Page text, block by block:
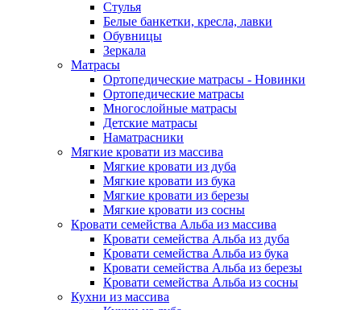
Стулья
Белые банкетки, кресла, лавки
Обувницы
Зеркала
Матрасы
Ортопедические матрасы - Новинки
Ортопедические матрасы
Многослойные матрасы
Детские матрасы
Наматрасники
Мягкие кровати из массива
Мягкие кровати из дуба
Мягкие кровати из бука
Мягкие кровати из березы
Мягкие кровати из сосны
Кровати семейства Альба из массива
Кровати семейства Альба из дуба
Кровати семейства Альба из бука
Кровати семейства Альба из березы
Кровати семейства Альба из сосны
Кухни из массива